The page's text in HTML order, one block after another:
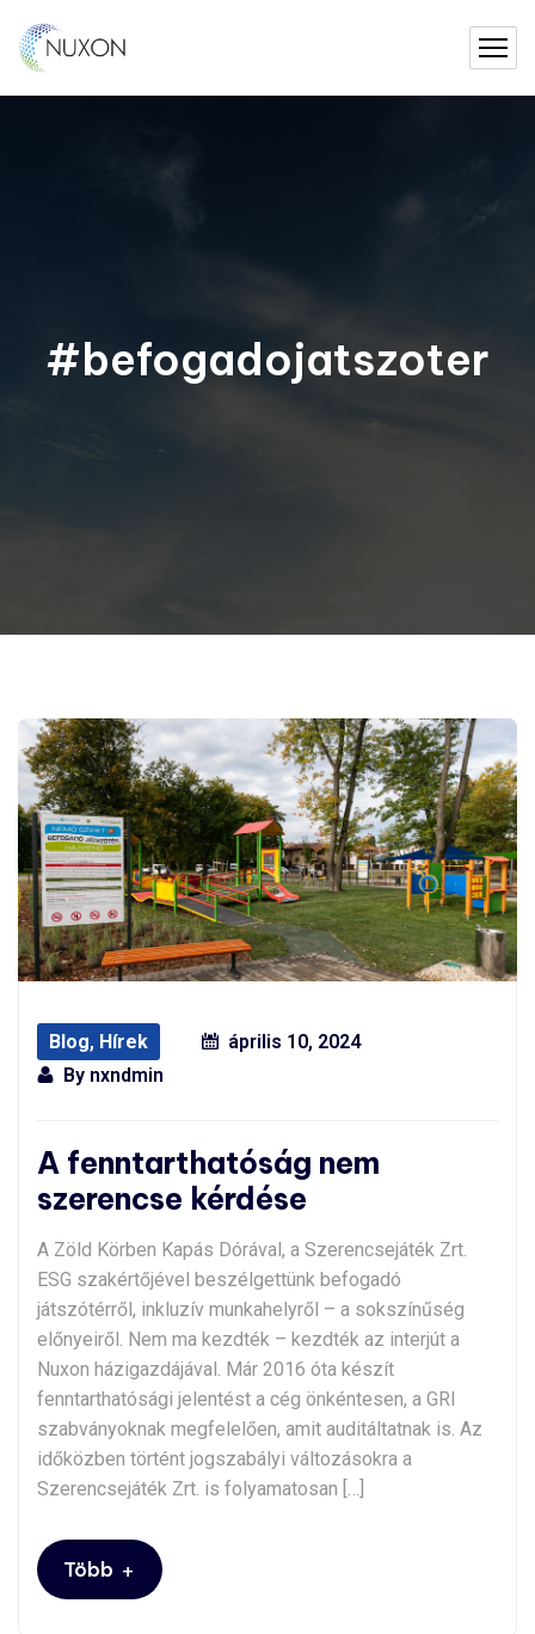
#befogadojatszoter
Blog, Hírek
április 10, 2024
By nxndmin
A fenntarthatóság nem
szerencse kérdése
A Zöld Körben Kapás Dórával, a Szerencsejáték Zrt.
ESG szakértőjével beszélgettünk befogadó
játszótérről, inkluzív munkahelyről – a sokszínűség
előnyeiről. Nem ma kezdték – kezdték az interjút a
Nuxon házigazdájával. Már 2016 óta készít
fenntarthatósági jelentést a cég önkéntesen, a GRI
szabványoknak megfelelően, amit auditáltatnak is. Az
időközben történt jogszabályi változásokra a
Szerencsejáték Zrt. is folyamatosan […]
Több +